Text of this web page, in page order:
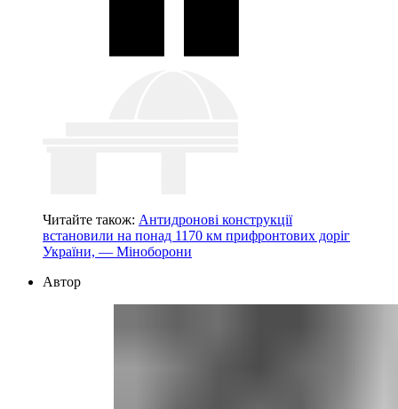
Читайте також: Антидронові конструкції
встановили на понад 1170 км прифронтових доріг
України, — Міноборони
Автор